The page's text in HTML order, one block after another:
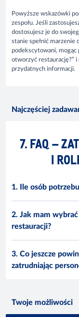
Powyższe wskazówki
zespołu. Jeśli
dostosujesz je do
stanie spełnić marzenie
podekscytowani, mogąc
otworzyć restaurację?” i
przydatnych informacji.
Najczęściej
7. FAQ –
I
1. Ile osób
2. Jak mam
restauracji?
3. Co jeszcze
zatrudniając
Twoje możliwości